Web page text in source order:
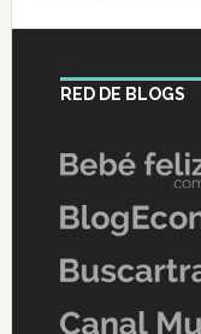
RED DE BLOGS